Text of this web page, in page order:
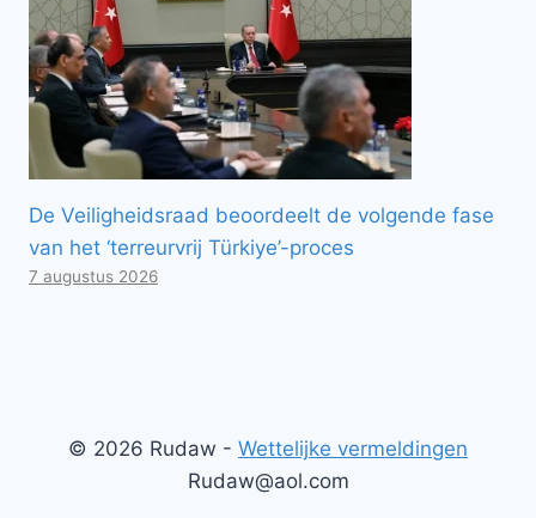
De Veiligheidsraad beoordeelt de volgende fase
van het ‘terreurvrij Türkiye’-proces
7 augustus 2026
© 2026 Rudaw - Wettelijke vermeldingen
Rudaw@aol.com